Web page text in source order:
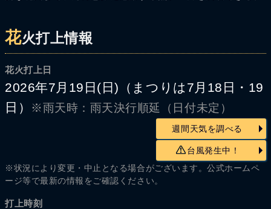
花火打上情報
花火打上日
2026年7月19日(日)（まつりは7月18日・19
日）
※雨天時：雨天決行順延（日付未定）
週間天気を調べる
台風発生中！
※状況により変更・中止となる場合がございます。公式ホームペ
ージ等で最新の情報をご確認ください。
打上時刻